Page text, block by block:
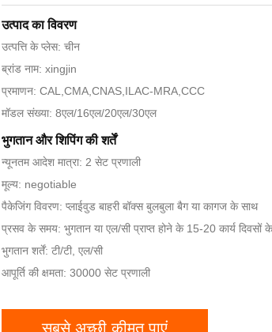
उत्पाद का विवरण
उत्पत्ति के प्लेस: चीन
ब्रांड नाम: xingjin
प्रमाणन: CAL,CMA,CNAS,ILAC-MRA,CCC
मॉडल संख्या: 8एल/16एल/20एल/30एल
भुगतान और शिपिंग की शर्तें
न्यूनतम आदेश मात्रा: 2 सेट प्रणाली
मूल्य: negotiable
पैकेजिंग विवरण: प्लाईवुड बाहरी बॉक्स बुलबुला बैग या कागज के साथ
प्रसव के समय: भुगतान या एल/सी प्राप्त होने के 15-20 कार्य दिवसों
भुगतान शर्तें: टी/टी, एल/सी
आपूर्ति की क्षमता: 30000 सेट प्रणाली
सबसे अच्छी कीमत पाएं